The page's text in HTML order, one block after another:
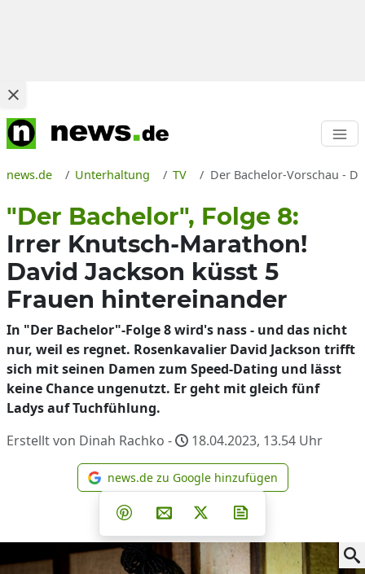
news.de Unterhaltung TV Der Bachelor-Vorschau -
"Der Bachelor", Folge 8:
Irrer Knutsch-Marathon!
David Jackson küsst 5
Frauen hintereinander
In "Der Bachelor"-Folge 8 wird's nass - und das nicht
nur, weil es regnet. Rosenkavalier David Jackson trifft
sich mit seinen Damen zum Speed-Dating und lässt
keine Chance ungenutzt. Er geht mit gleich fünf
Ladys auf Tuchfühlung.
Erstellt von Dinah Rachko -
18.04.2023, 13.54 Uhr
news.de zu Google
news.de zu Google hinzufügen
Teilen auf Facebook
Teilen auf Whatsapp
Teilen auf Telegram
Teilen auf Pinterest
Per E-Mail teilen
Post auf X